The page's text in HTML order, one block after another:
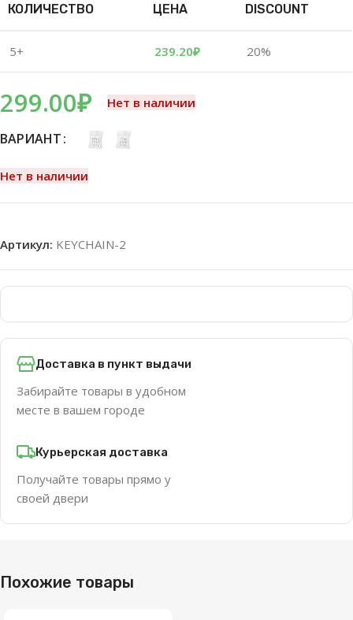
КОЛИЧЕСТВО ЦЕНА DISCOUNT
5+ 239.20₽ 20%
299.00₽ Нет в наличии
ВАРИАНТ
Нет в наличии
Артикул: KEYCHAIN-2
Доставка в пункт выдачи
Забирайте товары в удобном
месте в вашем городе
Курьерская доставка
Получайте товары прямо у
своей двери
Похожие товары